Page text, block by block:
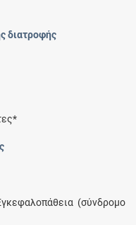
διατροφής
(σύνδρομο